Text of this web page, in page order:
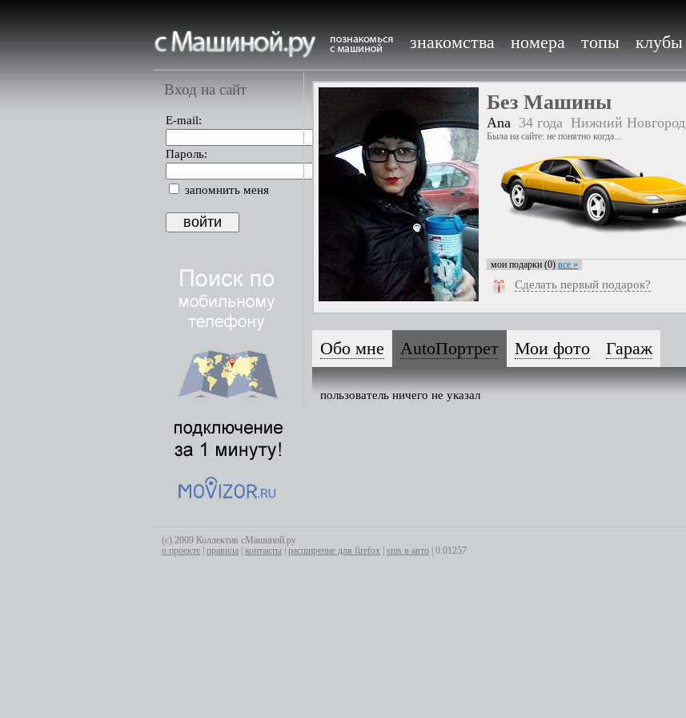
знакомства номера топы клубы
Вход на сайт
E-mail:
Пароль:
запомнить меня
Без Машины
Ana 34 года Нижний Новгород
Была на сайте: не понятно когда...
мои подарки (0) все »
Сделать первый подарок?
Обо мне AutoПортрет Мои фото Гараж
пользователь ничего не указал
(с) 2009 Коллектив сМашиной.ру
о проекте
правила контакты расширение для firefox sms в авто | 0.01257